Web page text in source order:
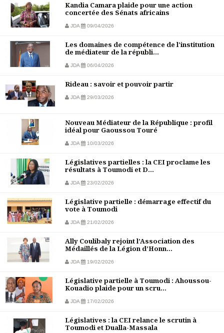
Kandia Camara plaide pour une action
concertée des Sénats africains
JDA 09/04/2026
Les domaines de compétence de l'institution
de médiateur de la républi...
JDA 06/04/2026
Rideau : savoir et pouvoir partir
JDA 29/03/2026
Nouveau Médiateur de la République : profil
idéal pour Gaoussou Touré
JDA 10/03/2026
Législatives partielles : la CEI proclame les
résultats à Toumodi et D...
JDA 23/02/2026
Législative partielle : démarrage effectif du
vote à Toumodi
JDA 21/02/2026
Ally Coulibaly rejoint l’Association des
Médaillés de la Légion d’Honn...
JDA 19/02/2026
Législative partielle à Toumodi : Ahoussou-
Kouadio plaide pour un scru...
JDA 17/02/2026
Législatives : la CEI relance le scrutin à
Toumodi et Dualla-Massala